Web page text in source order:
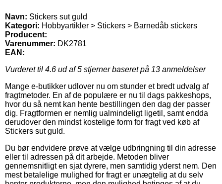
Navn: Stickers sut guld
Kategori: Hobbyartikler > Stickers > Barnedåb stickers
Producent:
Varenummer: DK2781
EAN:
Vurderet til 4.6 ud af 5 stjerner baseret på 13 anmeldelser
Mange e-butikker udlover nu om stunder et bredt udvalg af
fragtmetoder. En af de populære er nu til dags pakkeshops,
hvor du så nemt kan hente bestillingen den dag der passer
dig. Fragtformen er nemlig ualmindeligt ligetil, samt endda
derudover den mindst kostelige form for fragt ved køb af
Stickers sut guld.
Du bør endvidere prøve at vælge udbringning til din adresse
eller til adressen på dit arbejde. Metoden bliver
gennemsnitligt en sjat dyrere, men samtidig yderst nem. Den
mest betalelige mulighed for fragt er unægtelig at du selv